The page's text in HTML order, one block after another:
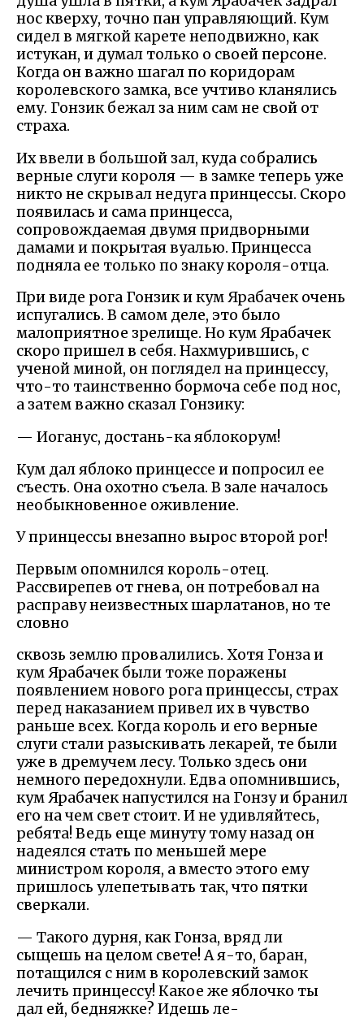
нос кверху, точно пан управляющий. Кум
сидел в мягкой карете неподвижно, как
истукан, и думал только о своей персоне.
Когда он важно шагал по коридорам
королевского замка, все учтиво кланялись
ему. Гонзик бежал за ним сам не свой от
страха.
Их ввели в большой зал, куда собрались
верные слуги короля — в замке теперь уже
никто не скрывал недуга принцессы. Скоро
появилась и сама принцесса,
сопровождаемая двумя придворными
дамами и покрытая вуалью. Принцесса
подняла ее только по знаку короля-отца.
При виде рога Гонзик и кум Ярабачек очень
испугались. В самом деле, это было
малоприятное зрелище. Но кум Ярабачек
скоро пришел в себя. Нахмурившись, с
ученой миной, он поглядел на принцессу,
что-то таинственно бормоча себе под нос,
а затем важно сказал Гонзику:
— Иоганус, достань-ка яблокорум!
Кум дал яблоко принцессе и попросил ее
съесть. Она охотно съела. В зале началось
необыкновенное оживление.
У принцессы внезапно вырос второй рог!
Первым опомнился король-отец.
Рассвирепев от гнева, он потребовал на
расправу неизвестных шарлатанов, но те
словно
сквозь землю провалились. Хотя Гонза и
кум Ярабачек были тоже поражены
появлением нового рога принцессы, страх
перед наказанием привел их в чувство
раньше всех. Когда король и его верные
слуги стали разыскивать лекарей, те были
уже в дремучем лесу. Только здесь они
немного передохнули. Едва опомнившись,
кум Ярабачек напустился на Гонзу и бранил
его на чем свет стоит. И не удивляйтесь,
ребята! Ведь еще минуту тому назад он
надеялся стать по меньшей мере
министром короля, а вместо этого ему
пришлось улепетывать так, что пятки
сверкали.
— Такого дурня, как Гонза, вряд ли
сыщешь на целом свете! А я-то, баран,
потащился с ним в королевский замок
лечить принцессу! Какое же яблочко ты
дал ей, бедняжке? Идешь ле-